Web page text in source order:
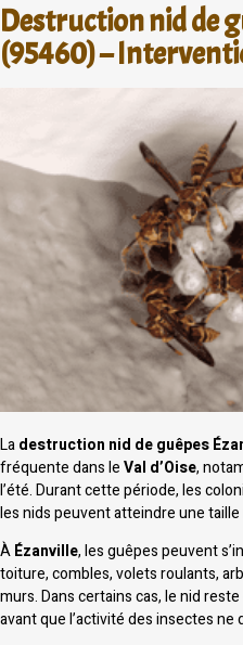
Destruction nid de
(95460) –
Ladestruction nid de guêpes
fréquente dans leVal d’Oise,
l’été. Durant cette période, les
les nids peuvent atteindre une
ÀÉzanville, les guêpes peuvent
toiture, combles, volets roulants,
murs. Dans certains cas, le nid
avant que l’activité des insectes ne